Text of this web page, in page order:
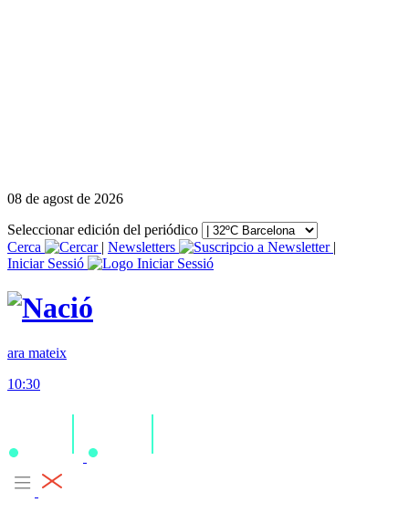
08 de agost de 2026
Seleccionar edición del periódico
Cerca
| Newsletters
|
Iniciar Sessió
ara mateix
10:30